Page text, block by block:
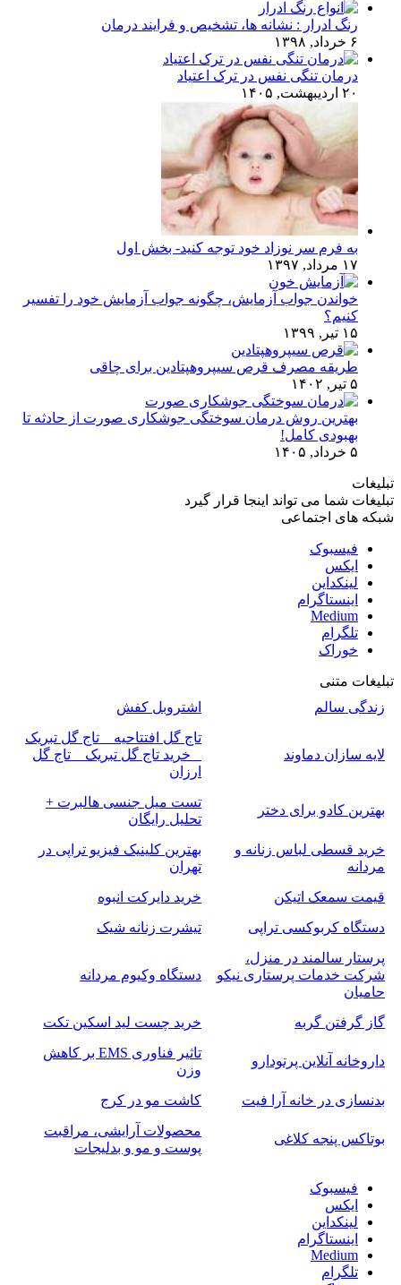
رنگ ادرار : نشانه ها، تشخیص و فرایند درمان
۶ خرداد, ۱۳۹۸
درمان تنگی نفس در ترک اعتیاد
۲۰ اردیبهشت, ۱۴۰۵
به فرم سر نوزاد خود توجه کنید- بخش اول
۱۷ مرداد, ۱۳۹۷
خواندن جواب آزمایش، چگونه جواب آزمایش خود را تفسیر
کنیم؟
۱۵ تیر, ۱۳۹۹
طریقه مصرف قرص سیپروهپتادین برای چاقی
۵ تیر, ۱۴۰۲
بهترین روش درمان سوختگی جوشکاری صورت از حادثه تا
بهبودی کامل!
۵ خرداد, ۱۴۰۵
تبلیغات
تبلیغات شما می تواند اینجا قرار گیرد
شبکه های اجتماعی
فیسبوک
ایکس
لینکداین
اینستاگرام
Medium
تلگرام
خوراک
تبلیغات متنی
زندگی سالم
اشتروبل کفش
لایه سازان دماوند
تاج گل افتتاحیه _ تاج گل تبریک
_ خرید تاج گل تبریک _ تاج گل
ارزان
بهترین کادو برای دختر
تست میل جنسی هالبرت +
تحلیل رایگان
خرید قسطی لباس زنانه و
مردانه
بهترین کلینیک فیزیو تراپی در
تهران
قیمت سمعک اتیکن
خرید دایرکت انبوه
دستگاه کربوکسی تراپی
تیشرت زنانه شیک
پرستار سالمند در منزل،
شرکت خدمات پرستاری نیکو
حامیان
دستگاه وکیوم مردانه
گاز گرفتن گربه خرید چست لید اسکین تکت
داروخانه آنلاین پرتودارو
تاثیر فناوری EMS بر کاهش
وزن
بدنسازی در خانه آرا فیت
کاشت مو در کرج
بوتاکس پنجه کلاغی
محصولات آرایشی، مراقبت
پوست و مو و بدلیجات
فیسبوک
ایکس
لینکداین
اینستاگرام
Medium
تلگرام